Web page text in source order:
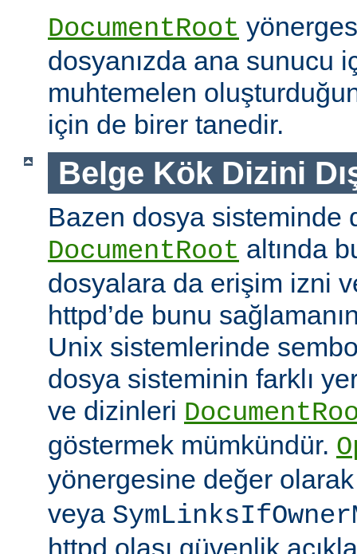
DocumentRoot
dosyanızda ana sunucu
muhtemelen
için de birer tanedir.
Belge Kök Dizini
Bazen dosya sisteminde
DocumentRoot altında
dosyalara da erişim izni
httpd’de bunu
Unix sistemlerinde
dosya sisteminin farklı
ve dizinleri
göstermek mümkündür.
yönergesine değer
veya